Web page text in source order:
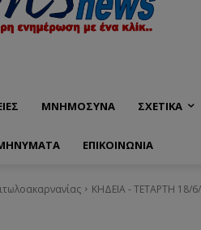
ΜΝΗΜΟΣΥΝΑ ΣΧΕΤΙΚΑ
ΕΠΙΚΟΙΝΩΝΊΑ
ΚΗΔΕΙΑ - ΤΕΤΑΡΤΗ